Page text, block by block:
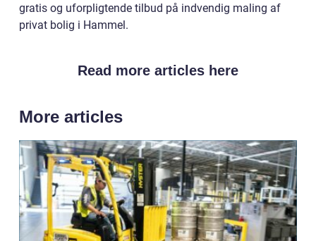
gratis og uforpligtende tilbud på indvendig maling af
privat bolig i Hammel.
Read more articles here
More articles